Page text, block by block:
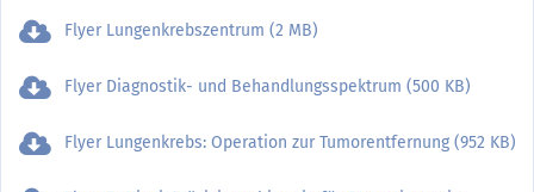
Flyer Lungenkrebszentrum (2 MB)
Flyer Diagnostik- und Behandlungsspektrum (500 KB)
Flyer Lungenkrebs: Operation zur Tumorentfernung (952 KB)